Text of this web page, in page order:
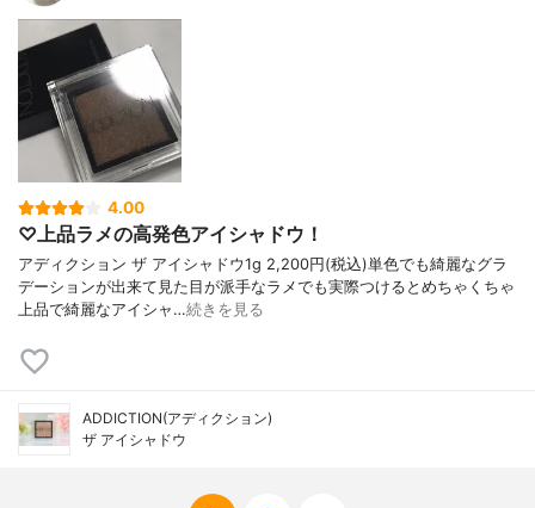
4.00
♡ 上品ラメの高発色アイシャドウ！
アディクション ザ アイシャドウ1g 2,200円(税込)単色でも綺麗なグラ
デーションが出来て見た目が派手なラメでも実際つけるとめちゃくちゃ
上品で綺麗なアイシャ…続きを見る
ADDICTION(アディクション)
ザ アイシャドウ